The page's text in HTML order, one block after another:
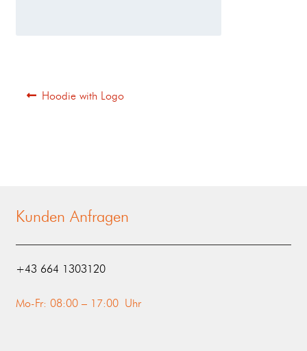
Hoodie with Logo
Kunden Anfragen
‭+43 664 1303120‬
Mo-Fr: 08:00 – 17:00 Uhr